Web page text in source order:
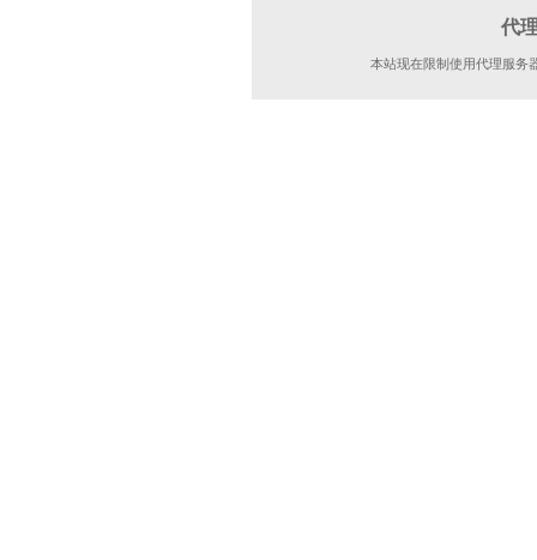
代
本站现在限制使用代理服务